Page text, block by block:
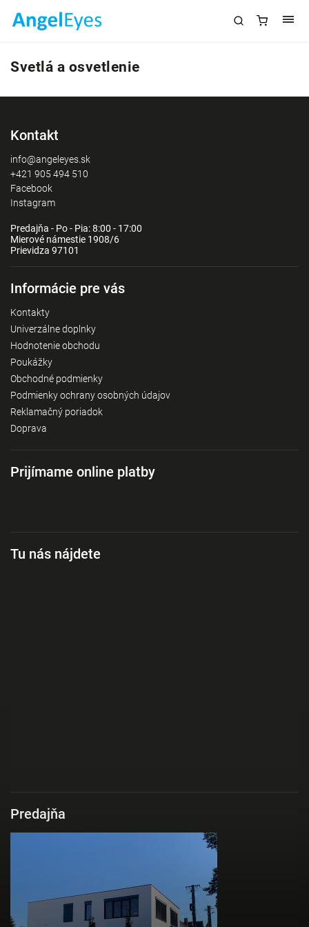
Svetlá a osvetlenie
Kontakt
info@angeleyes.sk
+421 905 494 510
Facebook
Instagram
Predajňa - Po - Pia: 8:00 - 17:00
Mierové námestie 1908/6
Prievidza 97101
Informácie pre vás
Kontakty
Univerzálne doplnky
Hodnotenie obchodu
Poukážky
Obchodné podmienky
Podmienky ochrany osobných údajov
Reklamačný poriadok
Doprava
Prijímame online platby
Tu nás nájdete
Predajňa